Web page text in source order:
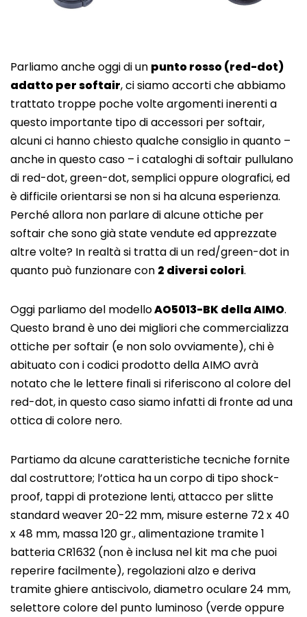
Parliamo anche oggi di un punto rosso (red-dot)
adatto per softair, ci siamo accorti che abbiamo
trattato troppe poche volte argomenti inerenti a
questo importante tipo di accessori per softair,
alcuni ci hanno chiesto qualche consiglio in quanto –
anche in questo caso – i cataloghi di softair pullulano
di red-dot, green-dot, semplici oppure olografici, ed
è difficile orientarsi se non si ha alcuna esperienza.
Perché allora non parlare di alcune ottiche per
softair che sono già state vendute ed apprezzate
altre volte? In realtà si tratta di un red/green-dot in
quanto può funzionare con 2 diversi colori.
Oggi parliamo del modelloAO5013-BK della AIMO.
Questo brand è uno dei migliori che commercializza
ottiche per softair (e non solo ovviamente), chi è
abituato con i codici prodotto della AIMO avrà
notato che le lettere finali si riferiscono al colore del
red-dot, in questo caso siamo infatti di fronte ad una
ottica di colore nero.
Partiamo da alcune caratteristiche tecniche fornite
dal costruttore; l’ottica ha un corpo di tipo shock-
proof, tappi di protezione lenti, attacco per slitte
standard weaver 20-22 mm, misure esterne 72 x 40
x 48 mm, massa 120 gr., alimentazione tramite 1
batteria CR1632 (non è inclusa nel kit ma che puoi
reperire facilmente), regolazioni alzo e deriva
tramite ghiere antiscivolo, diametro oculare 24 mm,
selettore colore del punto luminoso (verde oppure